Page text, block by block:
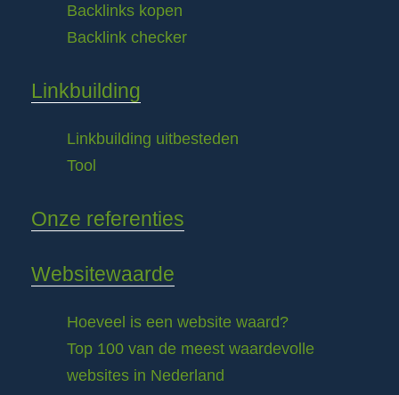
Backlinks kopen
Backlink checker
Linkbuilding
Linkbuilding uitbesteden
Tool
Onze referenties
Websitewaarde
Hoeveel is een website waard?
Top 100 van de meest waardevolle
websites in Nederland